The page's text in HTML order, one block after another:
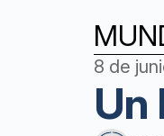
8 de
Un